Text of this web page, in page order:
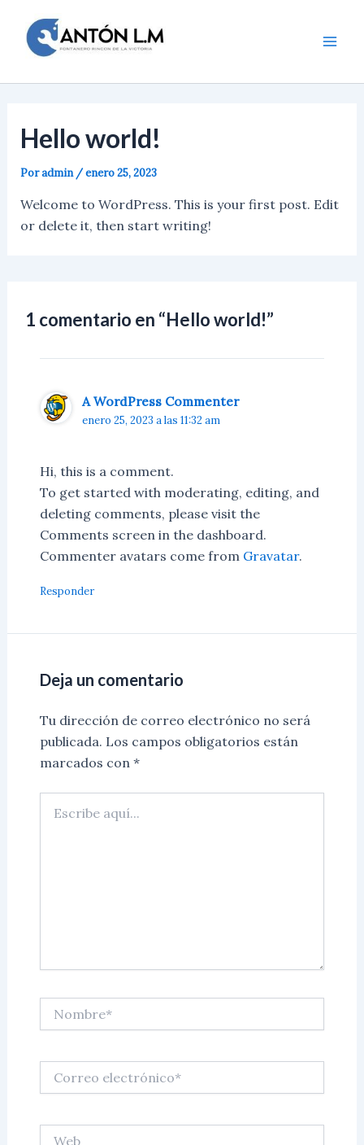
contenido
Hello world!
Poradmin /enero 25, 2023
Welcome to WordPress. This is your first post. Edit
or delete it, then start writing!
1 comentario en “Hello world!”
A WordPress Commenter
enero 25, 2023 a las 11:32 am
Hi, this is a comment.
To get started with moderating, editing, and
deleting comments, please visit the
Comments screen in the dashboard.
Commenter avatars come from Gravatar.
Responder
Deja un comentario
Tu dirección de correo electrónico no será
publicada. Los campos obligatorios están
marcados con *
aquí...
electrónico*